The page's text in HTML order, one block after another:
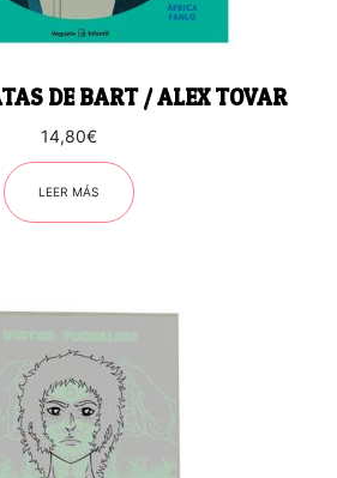
DE BART / ALEX TOVAR
14,80€
LEER MÁS